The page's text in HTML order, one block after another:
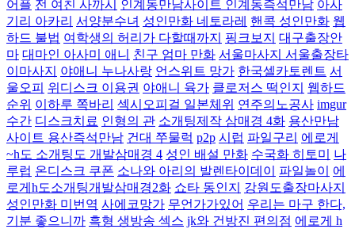
어플 전 여친 사까시 인계동만남사이트 인계동즉석만남 아사
기리 아카리 서양분수녀 성인만화 네토라레 핸콕 성인만화 웹
하드 불법 여학생의 허리가 다할때까지 핑크보지 대구출장안
마 대마인 아사미 애니 친구 엄마 만화 서울마사지 서울출장타
이마사지
야애니 누나사랑 언스위트 망가 한국셀카토렌트 서
울오피 위디스크 이용권 야애니 육가 클로저스 떡인지
웹하드
순위 이하루 쪽바리 섹시오피걸 일본체위 연주의노공사 imgur
수간 디스크치료 인형의 관 소개팅제작 삼매경 4화 용산만남
사이트 용산즉석만남 건대 쭈물럭 p2p 시럽 파일구리 에로게
~h도 소개팅도 개발삼매경 4 성인 배설 만화 수국화 히토미
나
루럽 온디스크 쿠폰 소나와 아리의 발렌타이데이 파일놀이
에
로게h도소개팅개발삼매경2화 쇼타 동인지
강원도출장마사지
성인만화 미번역 사에코망가 무언가가있어 우리는 마구 한다,
기분 좋으니까 흑형 생방송 섹스 jk와 건방진 편의점 에로게 h